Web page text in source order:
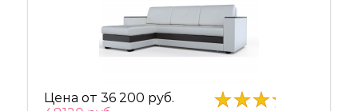
Цена от 36 200 руб.